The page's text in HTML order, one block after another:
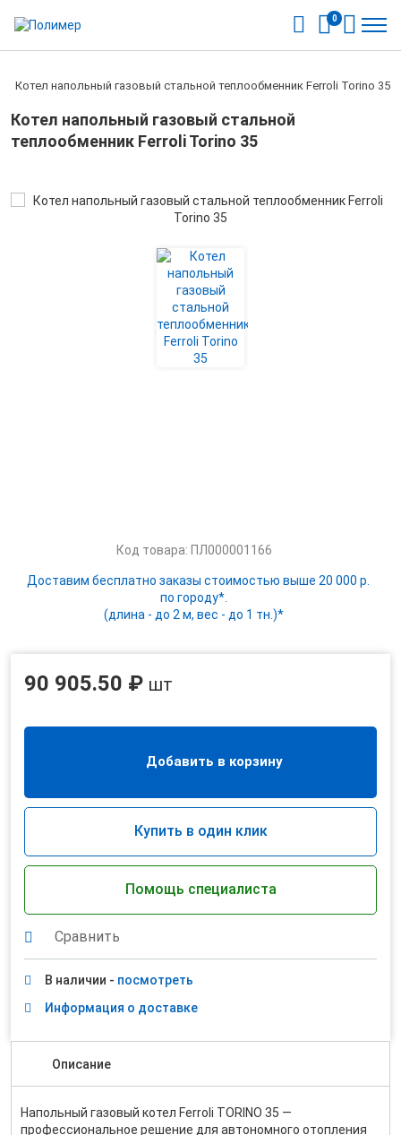
0
Котел напольный газовый стальной теплообменник Ferroli Torino 35
Котел напольный газовый стальной
теплообменник Ferroli Torino 35
Код товара: ПЛ000001166
Доставим бесплатно заказы стоимостью выше 20 000 р.
по городу*.
(длина - до 2 м, вес - до 1 тн.)*
90 905.50 ₽ шт
Добавить в корзину
Купить в один клик
Помощь специалиста
Сравнить
В наличии - посмотреть
Информация о доставке
Описание
Напольный газовый котел Ferroli TORINO 35 —
профессиональное решение для автономного отопления